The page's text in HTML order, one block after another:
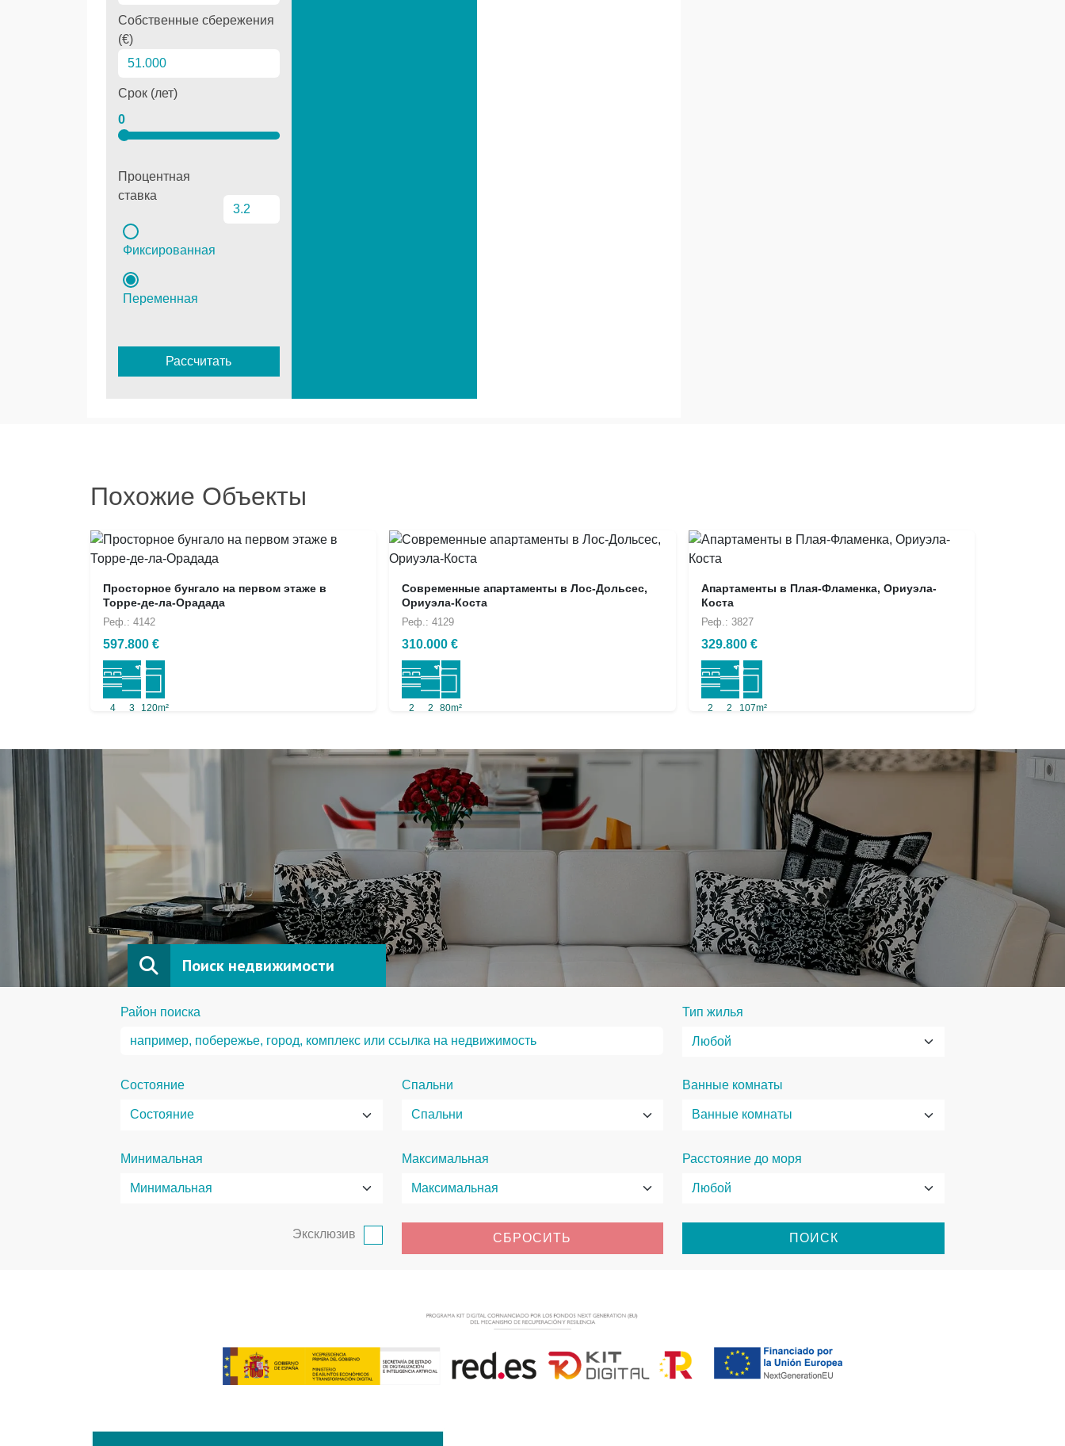
Собственные сбережения
(€)
Срок (лет)
0
Процентная
ставка
Фиксированная
Переменная
Рассчитать
Похожие Объекты
Просторное бунгало на первом этаже в
Торре-де-ла-Орадада
Реф.: 4142
597.800 €
4 3 120m²
Современные апартаменты в Лос-Дольсес,
Ориуэла-Коста
Реф.: 4129
310.000 €
2 2 80m²
Апартаменты в Плая-Фламенка, Ориуэла-
Коста
Реф.: 3827
329.800 €
2 2 107m²
Поиск недвижимости
Район поиска Тип жилья
Состояние Спальни Ванные комнаты
Минимальная Максимальная Расстояние до моря
Эксклюзив СБРОСИТЬ ПОИСК